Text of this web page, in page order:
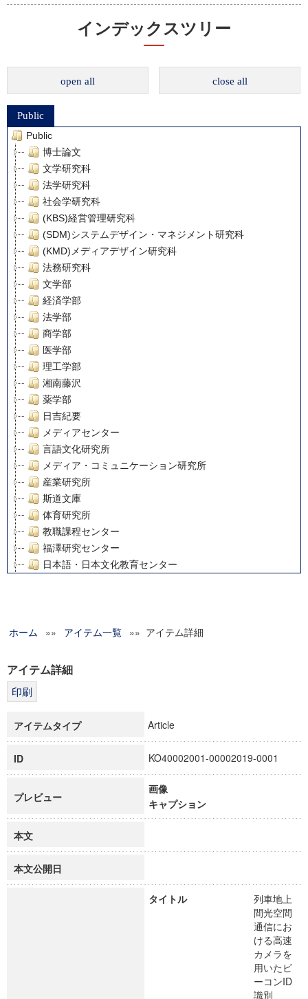
インデックスツリー
open all close all
Public
Public
博士論文
文学研究科
法学研究科
社会学研究科
(KBS)経営管理研究科
(SDM)システムデザイン・マネジメント研究科
(KMD)メディアデザイン研究科
法務研究科
文学部
経済学部
法学部
商学部
医学部
理工学部
湘南藤沢
薬学部
日吉紀要
メディアセンター
言語文化研究所
メディア・コミュニケーション研究所
産業研究所
斯道文庫
体育研究所
教職課程センター
福澤研究センター
日本語・日本文化教育センター
グローバルリサーチインスティテュート
科学研究費補助金研究成果報告書
博士課程教育リーディングプログラム「超成熟社会発展のサ
ホーム »» アイテム一覧 »» アイテム詳細
アイテム詳細
アイテムタイプ Article
ID KO40002001-00002019-0001
プレビュー
画像
キャプション
本文
本文公開日
タイトル
列車地上
間光空間
通信にお
ける高速
カメラを
用いたビ
ーコンID
識別